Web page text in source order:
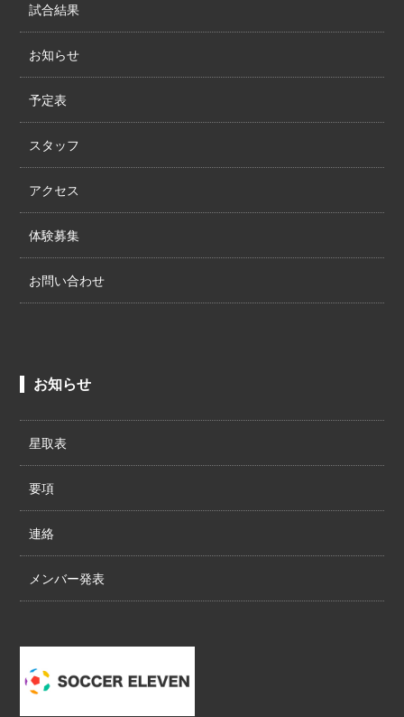
試合結果
お知らせ
予定表
スタッフ
アクセス
体験募集
お問い合わせ
お知らせ
星取表
要項
連絡
メンバー発表